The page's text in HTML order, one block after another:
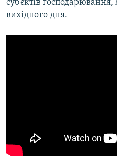
суб’єктів
вихідного дня.